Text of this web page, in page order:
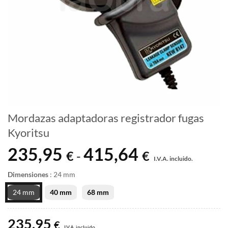
Mordazas adaptadoras registrador fugas
Kyoritsu
235,95 € - 415,64 €
de
hasta
I.V.A. incluido.
Dimensiones : 24 mm
24 mm 40 mm 68 mm
235,95 €